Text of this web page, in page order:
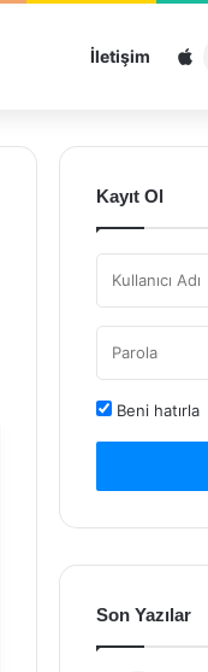
İletişim
Kayıt Ol
Beni hatırla
Son Yazılar